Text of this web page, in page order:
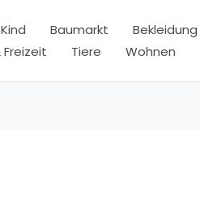
Baumarkt Bekleidung
Tiere Wohnen